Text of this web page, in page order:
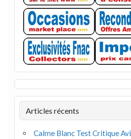
Articles récents
Calme Blanc Test Critique